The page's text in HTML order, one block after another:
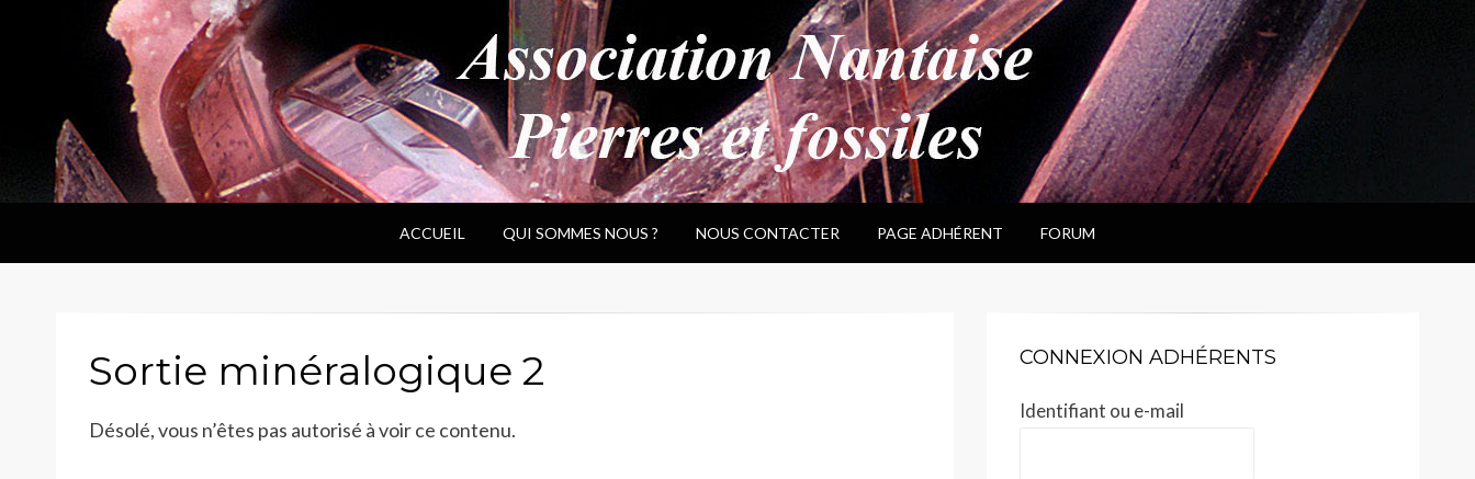
ANPF
Association Nantaise Pierres et Fossiles
ACCUEIL QUI SOMMES NOUS ? NOUS CONTACTER PAGE ADHÉRENT FORUM
Sortie minéralogique 2
Désolé, vous n’êtes pas autorisé à voir ce contenu.
CONNEXION ADHÉRENTS
Identifiant ou e-mail